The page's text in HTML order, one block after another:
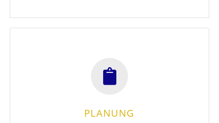
PLANUNG
Daten fließen in die Planung ein.